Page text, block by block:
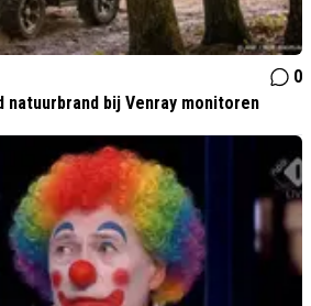
0
bij Venray monitoren